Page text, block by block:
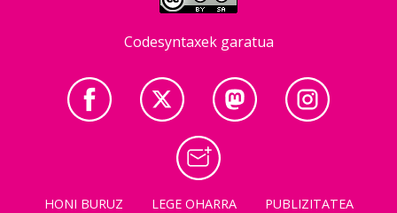
Codesyntaxek garatua
HONI BURUZ LEGE OHARRA
PUBLIZITATEA